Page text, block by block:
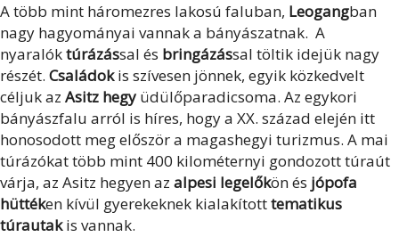
A több mint háromezres lakosú faluban, Leogangban
nagy hagyományai vannak a bányászatnak. A
nyaralóktúrázással és bringázással töltik idejük nagy
részét. Családokis szívesen jönnek, egyik közkedvelt
céljuk az Asitz hegy üdülőparadicsoma. Az egykori
bányászfalu arról is híres, hogy a XX. század elején itt
honosodott meg először a magashegyi turizmus. A mai
túrázókat több mint 400 kilométernyi gondozott túraút
várja, az Asitz hegyen az alpesi legelőkönés jópofa
hüttéken kívül gyerekeknek kialakítotttematikus
túrautakis vannak.